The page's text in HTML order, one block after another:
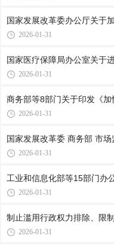
国家发展改革委办公厅关于
2026-01-31
国家医疗保障局办公室关于
2026-01-31
商务部等8部门关于印发《
2026-01-31
国家发展改革委 商务部 市
2026-01-31
工业和信息化部等15部门办
2026-01-31
制止滥用行政权力排除、限
2026-01-31